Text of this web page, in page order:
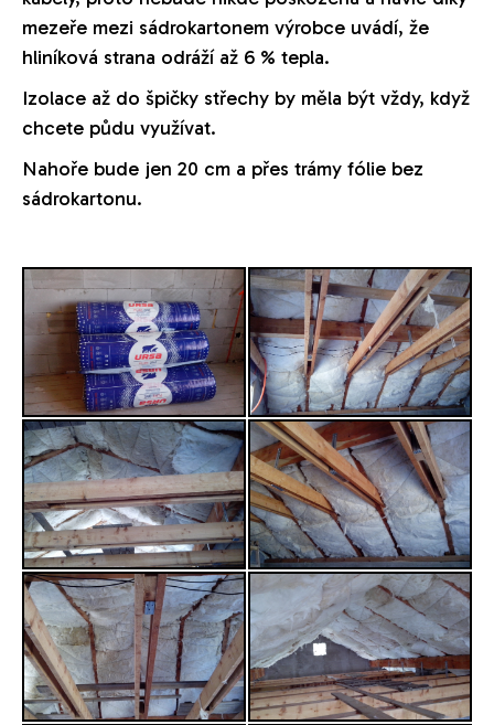
mezeře mezi sádrokartonem výrobce uvádí, že
hliníková strana odráží až 6 % tepla.
Izolace až do špičky střechy by měla být vždy, když
chcete půdu využívat.
Nahoře bude jen 20 cm a přes trámy fólie bez
sádrokartonu.